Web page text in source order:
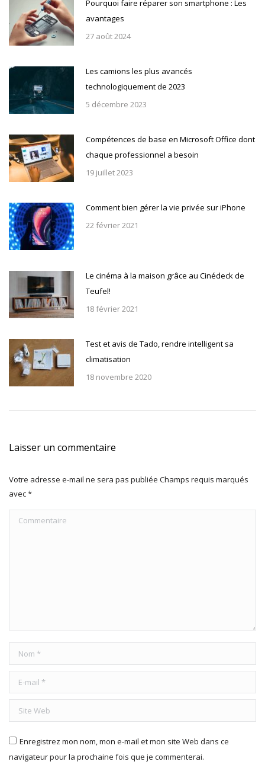
Pourquoi faire réparer son smartphone : Les
avantages
27 août 2024
Les camions les plus avancés
technologiquement de 2023
5 décembre 2023
Compétences de base en Microsoft Office dont
chaque professionnel a besoin
19 juillet 2023
Comment bien gérer la vie privée sur iPhone
22 février 2021
Le cinéma à la maison grâce au Cinédeck de
Teufel!
18 février 2021
Test et avis de Tado, rendre intelligent sa
climatisation
18 novembre 2020
Laisser un commentaire
Votre adresse e-mail ne sera pas publiée Champs requis marqués
avec*
Commentaire
Nom *
E-mail *
Site Web
Enregistrez mon nom, mon e-mail et mon site Web dans ce
navigateur pour la prochaine fois que je commenterai.